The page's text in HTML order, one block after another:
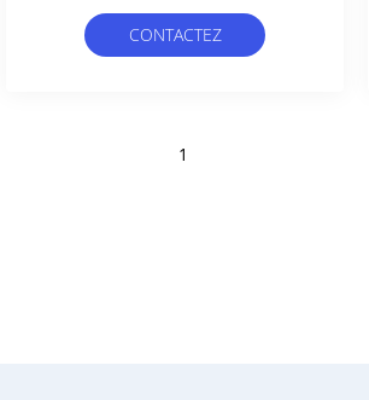
Imperméable
CONTACTEZ
1